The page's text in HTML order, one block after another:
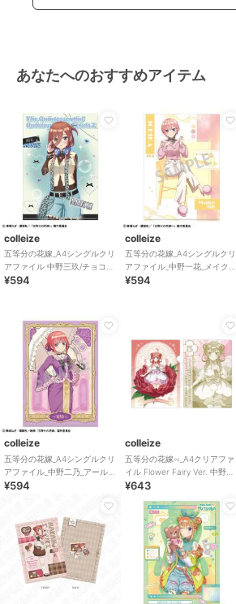
あなたへのおすすめアイテム
colleize
五等分の花嫁_A4シングルクリ
アファイル 中野三玖/チョコミ
ントGAL
¥594
colleize
五等分の花嫁_A4シングルクリ
アファイル_中野一花_メイクア
ップ
¥594
colleize
五等分の花嫁_A4シングルクリ
アファイル_中野二乃_アールヌ
ーヴォー
¥594
colleize
五等分の花嫁∽_A4クリアファ
イル Flower Fairy Ver. 中野五
月
¥643